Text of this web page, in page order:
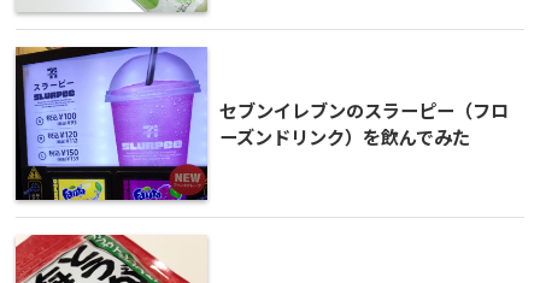
セブンイレブンのスラーピー（フロ
ーズンドリンク）を飲んでみた